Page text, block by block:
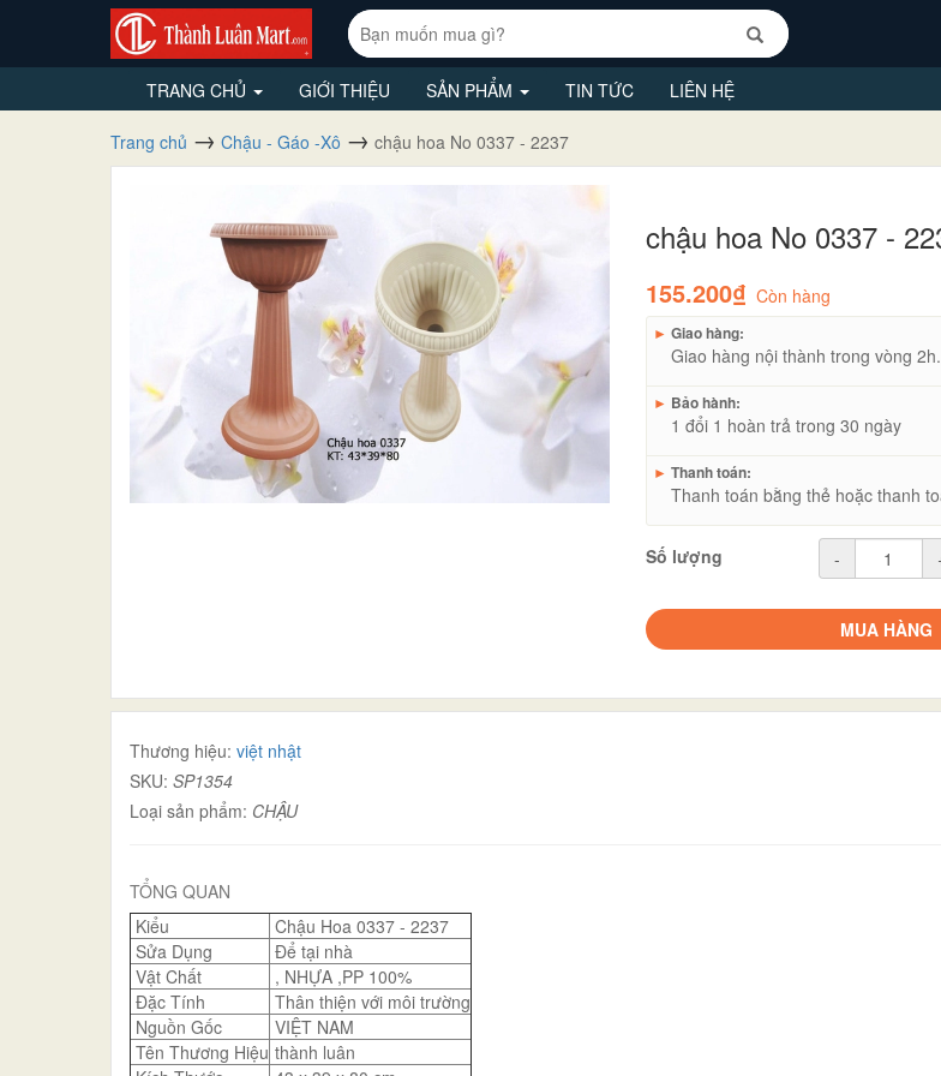
TRANG CHỦ GIỚI THIỆU SẢN PHẨM TIN TỨC LIÊN HỆ
Trang chủ Chậu - Gáo -Xô chậu hoa No 0337 - 2237
chậu hoa No 0337 -
155.200₫ Còn hàng
► Giao hàng:
Giao hàng nội thành trong vòng 2h.
► Bảo hành:
1 đổi 1 hoàn trả trong 30 ngày
► Thanh toán:
Thanh toán bằng thẻ hoặc thanh
Số lượng -
MUA HÀNG
Thương hiệu: việt nhật
SKU: SP1354
Loại sản phẩm: CHẬU
TỔNG QUAN
Kiểu
Chậu Hoa 0337 - 2237
Sửa Dụng
Để tại nhà
Vật Chất
, NHỰA ,PP 100%
Đặc Tính
Thân thiện với môi trường
Nguồn Gốc
VIỆT NAM
Tên Thương Hiệu thành luân